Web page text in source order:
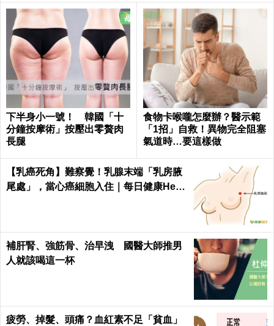
下半身小一號！ 韓國「十
分鐘按摩術」按壓出零贅肉
長腿
食物卡喉嚨怎麼辦？醫示範
「1招」自救！異物完全阻塞
氣道時…要這樣做
【乳癌死角】難察覺！乳腺末端「乳房腋
尾處」，當心癌細胞入住｜每日健康Healt
補肝腎、強筋骨、治早洩 國醫大師推男
人就該喝這一杯
疲勞、掉髮、頭痛？血紅素不足「貧血」